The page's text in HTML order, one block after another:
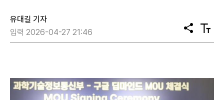
유대길 기자
입력 2026-04-27 21:46
공
유
텍
스